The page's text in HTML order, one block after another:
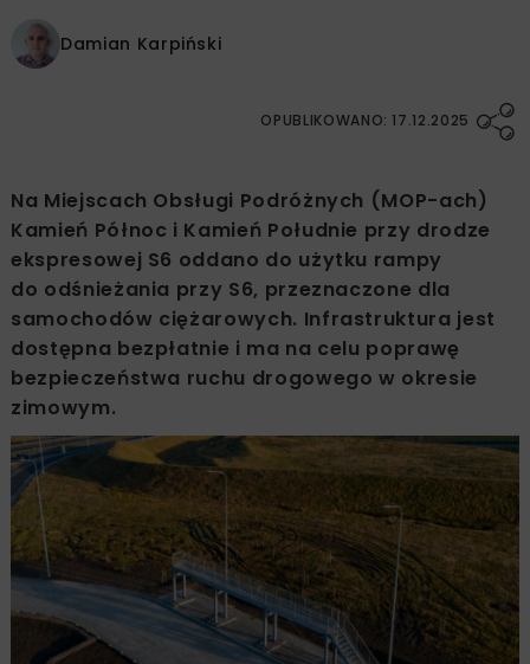
Damian Karpiński
OPUBLIKOWANO: 17.12.2025
Na Miejscach Obsługi Podróżnych (MOP-ach)
Kamień Północ i Kamień Południe przy drodze
ekspresowej S6 oddano do użytku rampy
do odśnieżania przy S6, przeznaczone dla
samochodów ciężarowych. Infrastruktura jest
dostępna bezpłatnie i ma na celu poprawę
bezpieczeństwa ruchu drogowego w okresie
zimowym.